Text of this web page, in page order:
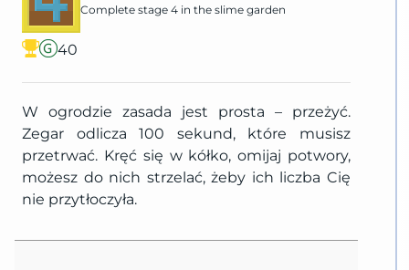
40
Complete stage 4 in the slime garden
W ogrodzie zasada jest prosta – przeżyć.
Zegar odlicza 100 sekund, które musisz
przetrwać. Kręć się w kółko, omijaj potwory,
możesz do nich strzelać, żeby ich liczba Cię
nie przytłoczyła.